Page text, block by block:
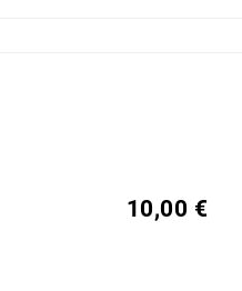
10,00 €